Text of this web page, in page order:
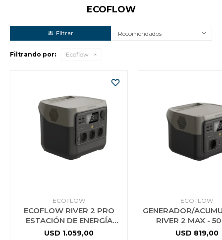
ECOFLOW
Recomendados
Filtrando por: Ecoflow
ECOFLOW
ECOFLOW RIVER 2 PRO
ESTACIÓN DE ENERGÍA
PORTÁTIL 8 KG
USD 1.059,00
ECOFLOW
GENERADOR/
RIVER 2 MAX -
USD 819,00
Tecnología
Camping
Jardín y Aire Libre
Juguetes y artículos para bebé